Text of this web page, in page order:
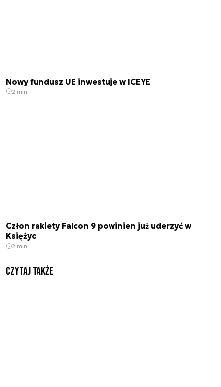
Nowy fundusz UE inwestuje w ICEYE
2 min.
Człon rakiety Falcon 9 powinien już uderzyć w
Księżyc
2 min.
Czytaj także